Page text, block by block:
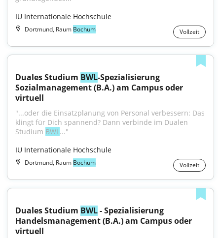
IU Internationale Hochschule
Dortmund, Raum Bochum Vollzeit
Duales Studium BWL-Spezialisierung
Sozialmanagement (B.A.) am Campus oder
virtuell
"...oder die Einsatzplanung von Personal verbessern: Das
klingt für Dich spannend? Dann verbinde im Dualen
Studium BWL..."
IU Internationale Hochschule
Dortmund, Raum Bochum Vollzeit
Duales Studium BWL - Spezialisierung
Handelsmanagement (B.A.) am Campus oder
virtuell